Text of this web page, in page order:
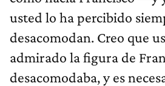
usted lo ha percibido
desacomodan. Creo que
admirado la figura de
desacomodaba, y es